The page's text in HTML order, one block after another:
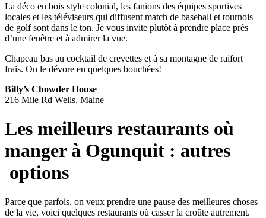
La déco en bois style colonial, les fanions des équipes sportives
locales et les téléviseurs qui diffusent match de baseball et tournois
de golf sont dans le ton. Je vous invite plutôt à prendre place près
d’une fenêtre et à admirer la vue.
Chapeau bas au cocktail de crevettes et à sa montagne de raifort
frais. On le dévore en quelques bouchées!
Billy’s Chowder House
216 Mile Rd Wells, Maine
Les meilleurs restaurants où
manger à Ogunquit : autres
options
Parce que parfois, on veux prendre une pause des meilleures choses
de la vie, voici quelques restaurants où casser la croûte autrement.